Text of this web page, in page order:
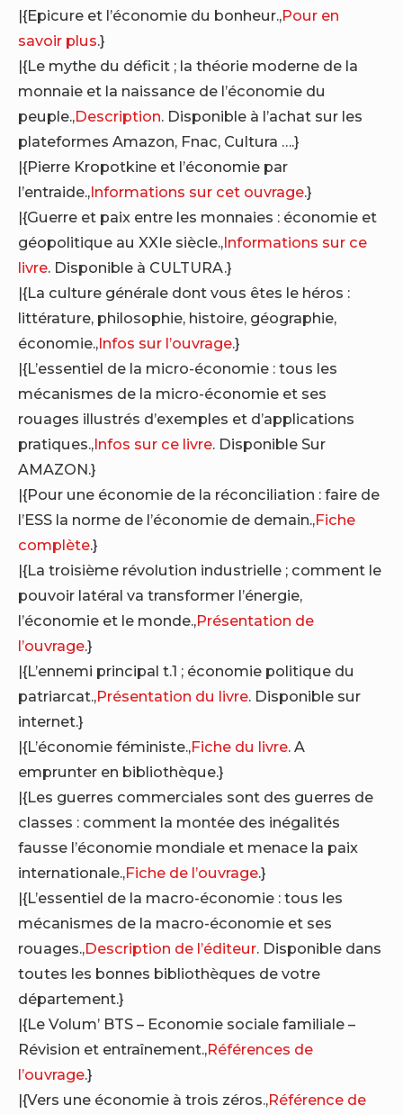
|{Epicure et l’économie du bonheur.,Pour en
savoir plus.}
|{Le mythe du déficit ; la théorie moderne de la
monnaie et la naissance de l’économie du
peuple.,Description. Disponible à l’achat sur les
plateformes Amazon, Fnac, Cultura ….}
|{Pierre Kropotkine et l’économie par
l’entraide.,Informations sur cet ouvrage.}
|{Guerre et paix entre les monnaies : économie et
géopolitique au XXIe siècle.,Informations sur ce
livre. Disponible à CULTURA.}
|{La culture générale dont vous êtes le héros :
littérature, philosophie, histoire, géographie,
économie.,Infos sur l’ouvrage.}
|{L’essentiel de la micro-économie : tous les
mécanismes de la micro-économie et ses
rouages illustrés d’exemples et d’applications
pratiques.,Infos sur ce livre. Disponible Sur
AMAZON.}
|{Pour une économie de la réconciliation : faire de
l’ESS la norme de l’économie de demain.,Fiche
complète.}
|{La troisième révolution industrielle ; comment le
pouvoir latéral va transformer l’énergie,
l’économie et le monde.,Présentation de
l’ouvrage.}
|{L’ennemi principal t.1 ; économie politique du
patriarcat.,Présentation du livre. Disponible sur
internet.}
|{L’économie féministe.,Fiche du livre. A
emprunter en bibliothèque.}
|{Les guerres commerciales sont des guerres de
classes : comment la montée des inégalités
fausse l’économie mondiale et menace la paix
internationale.,Fiche de l’ouvrage.}
|{L’essentiel de la macro-économie : tous les
mécanismes de la macro-économie et ses
rouages.,Description de l’éditeur. Disponible dans
toutes les bonnes bibliothèques de votre
département.}
|{Le Volum’ BTS – Economie sociale familiale –
Révision et entraînement.,Références de
l’ouvrage.}
|{Vers une économie à trois zéros.,Référence de